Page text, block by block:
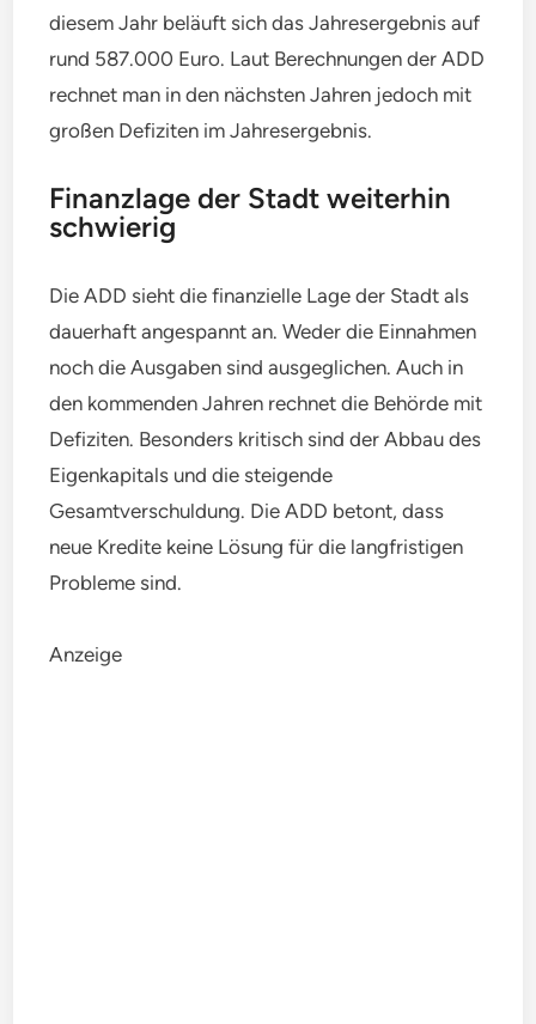
diesem Jahr beläuft sich das Jahresergebnis auf
rund 587.000 Euro. Laut Berechnungen der ADD
rechnet man in den nächsten Jahren jedoch mit
großen Defiziten im Jahresergebnis.
Finanzlage der Stadt weiterhin
schwierig
Die ADD sieht die finanzielle Lage der Stadt als
dauerhaft angespannt an. Weder die Einnahmen
noch die Ausgaben sind ausgeglichen. Auch in
den kommenden Jahren rechnet die Behörde mit
Defiziten. Besonders kritisch sind der Abbau des
Eigenkapitals und die steigende
Gesamtverschuldung. Die ADD betont, dass
neue Kredite keine Lösung für die langfristigen
Probleme sind.
Anzeige